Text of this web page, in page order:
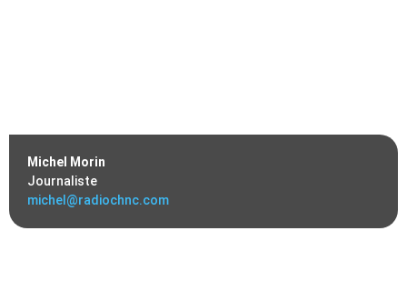
Michel Morin
Journaliste
michel@radiochnc.com